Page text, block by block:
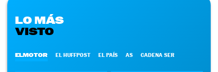
LO MÁS
VISTO
ELMOTOR EL HUFFPOST EL PAÍS AS CADENA SER